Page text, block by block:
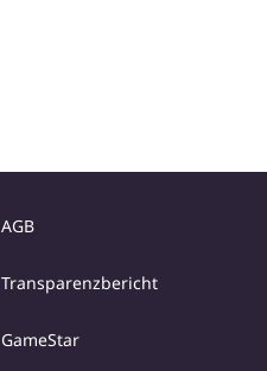
AGB
Transparenzbericht
GameStar